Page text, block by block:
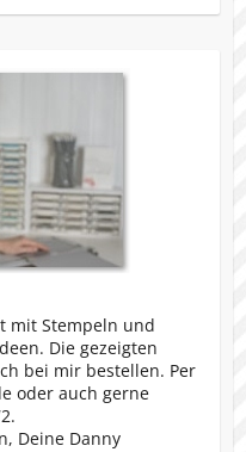
mit Stempeln und
Die gezeigten
bei mir bestellen. Per
oder auch gerne
Deine Danny